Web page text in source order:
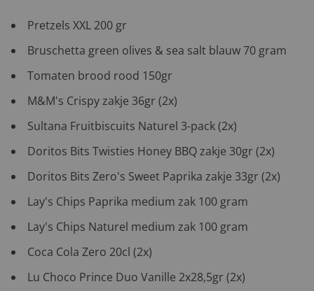
Pretzels XXL 200 gr
Bruschetta green olives & sea salt blauw 70 gram
Tomaten brood rood 150gr
M&M's Crispy zakje 36gr (2x)
Sultana Fruitbiscuits Naturel 3-pack (2x)
Doritos Bits Twisties Honey BBQ zakje 30gr (2x)
Doritos Bits Zero's Sweet Paprika zakje 33gr (2x)
Lay's Chips Paprika medium zak 100 gram
Lay's Chips Naturel medium zak 100 gram
Coca Cola Zero 20cl (2x)
Lu Choco Prince Duo Vanille 2x28,5gr (2x)